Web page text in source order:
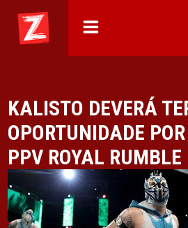
KALISTO DEVERÁ
OPORTUNIDADE
PPV ROYAL RUMBLE